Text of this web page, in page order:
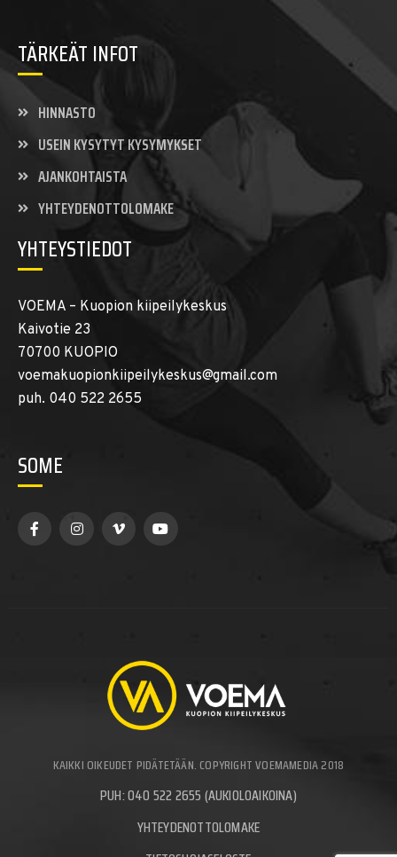
TÄRKEÄT INFOT
HINNASTO
USEIN KYSYTYT KYSYMYKSET
AJANKOHTAISTA
YHTEYDENOTTOLOMAKE
YHTEYSTIEDOT
VOEMA – Kuopion kiipeilykeskus
Kaivotie 23
70700 KUOPIO
voemakuopionkiipeilykeskus@gmail.com
puh. 040 522 2655
SOME
KAIKKI OIKEUDET PIDÄTETÄÄN. COPYRIGHT VOEMAMEDIA 2018
PUH: 040 522 2655 (AUKIOLOAIKOINA)
YHTEYDENOTTOLOMAKE